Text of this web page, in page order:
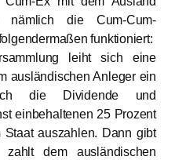
nämlich die Cum-Cum-
funktioniert:
leiht sich eine
ausländischen Anleger ein
die Dividende und
einbehaltenen 25 Prozent
Staat auszahlen. Dann gibt
dem ausländischen